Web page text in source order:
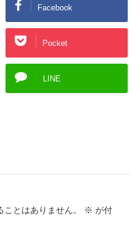
Facebook
Pocket
LINE
とはありません。 ※ が付